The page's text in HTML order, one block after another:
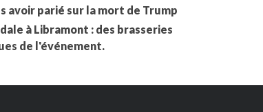
avoir parié sur la mort de Trump
à Libramont : des brasseries
de l'événement.